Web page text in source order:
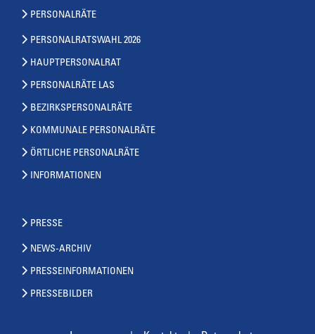
PERSONALRÄTE
PERSONALRATSWAHL 2026
HAUPTPERSONALRAT
PERSONALRÄTE LAS
BEZIRKSPERSONALRÄTE
KOMMUNALE PERSONALRÄTE
ÖRTLICHE PERSONALRÄTE
INFORMATIONEN
PRESSE
NEWS-ARCHIV
PRESSEINFORMATIONEN
PRESSEBILDER